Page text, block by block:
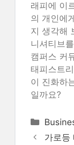
래피에 이
의 개인에
지 생각해
니셔티브
캠퍼스 커
태피스트
이 진화하
일까요?
가로등